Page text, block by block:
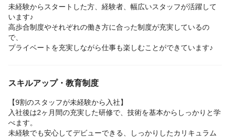
未経験からスタートした方、経験者、幅広いスタッフが活躍して
います♪
高歩合制度やそれぞれの働き方に合った制度が充実しているの
で、
プライベートを充実しながら仕事も楽しむことができています♪
スキルアップ・教育制度
【9割のスタッフが未経験から入社】
入社後は2ヶ月間の充実した研修で、技術を基本からしっかりと学
べます。
未経験でも安心してデビューできる、しっかりしたカリキュラム